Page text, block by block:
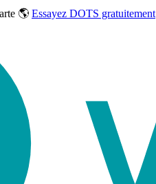
🌎 Essayez DOTS gratuitement